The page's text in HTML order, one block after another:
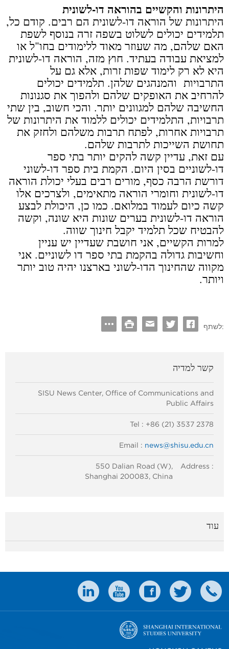
היתרונות והקשיים בהוראה דו-לשונית
היתרונות של הוראה דו-לשונית הם רבים. קודם כל,
תלמידים יכולים לשלוט בשפה זרה בנוסף לשפת
האם שלהם, מה שעוזר מאוד ללימודים בחו"ל או
למציאת עבודה בעתיד. חוץ מזה, הוראה דו-לשונית
היא לא רק לימוד שפות זרות, אלא גם על
התרבויות והמנהגים שלהן. תלמידים יכולים
להרחיב את האופקים שלהם ולהפוך את סגנונות
החשיבה שלהם למגוונים יותר. והכי חשוב, בין שתי
תרבויות, התלמידים יכולים ללמוד את היתרונות של
תרבויות אחרות, לפתח תרבות משלהם ולחזק את
תחושת השייכות לתרבות שלהם.
עם זאת, עדיין קשה להקים יותר בתי ספר
דו-לשוניים בסין היום. הקמת בית ספר דו-לשוני
דורשת הרבה כסף, מורים רבים בעלי יכולת הוראה
דו-לשונית וחומרי הוראה מתאימים, ולצרכים אלו
קשה כיום לעמוד במלואם. כמו כן, היכולת לבצע
הוראה דו-לשונית בערים שונות היא שונה, וקשה
להבטיח שכל תלמיד יקבל חינוך שווה.
למרות הקשיים, אני חושבת שעדיין יש עניין
וחשיבות גדולה בהקמת בתי ספר דו לשוניים. אני
מקווה שהחינוך הדו-לשוני בארצנו יהיה טוב יותר
ויותר.
לשתף:
קשר למדיה
SISU News Center, Office of Communications and
Public Affairs
Tel : +86 (21) 3537 2378
Email : news@shisu.edu.cn
Address :
550 Dalian Road (W),
Shanghai 200083, China
עוד